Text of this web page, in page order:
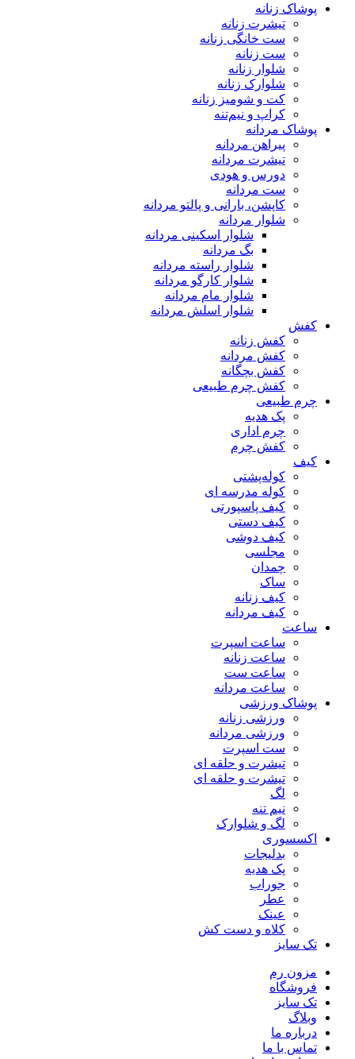
پوشاک زنانه
تیشرت زنانه
ست خانگی زنانه
ست زنانه
شلوار زنانه
شلوارک زنانه
کت و شومیز زنانه
کراپ و نیم‌تنه
پوشاک مردانه
پیراهن مردانه
تیشرت مردانه
دورس و هودی
ست مردانه
کاپشن، بارانی و پالتو مردانه
شلوار مردانه
شلوار اسکینی مردانه
بگ مردانه
شلوار راسته مردانه
شلوار کارگو مردانه
شلوار مام مردانه
شلوار اسلش مردانه
کفش
کفش زنانه
کفش مردانه
کفش بچگانه
کفش چرم طبیعی
چرم طبیعی
پک هدیه
چرم اداری
کفش چرم
کیف
کوله‌پشتی
کوله مدرسه ای
کیف پاسپورتی
کیف دستی
کیف دوشی
مجلسی
چمدان
ساک
کیف زنانه
کیف مردانه
ساعت
ساعت اسپرت
ساعت زنانه
ساعت ست
ساعت مردانه
پوشاک ورزشی
ورزشی زنانه
ورزشی مردانه
ست اسپرت
تیشرت و حلقه ای
تیشرت و حلقه ای
لگ
نیم تنه
لگ و شلوارک
اکسسوری
بدلیجات
پک هدیه
جوراب
عطر
عینک
کلاه و دست کش
تک سایز
مزون رم
فروشگاه
تک سایز
وبلاگ
درباره ما
تماس با ما